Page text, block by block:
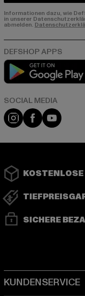
Informationen dazu, wie
in unserer
abmelden.
Instagram
Facebook
KOSTENLOSE
SICHERE